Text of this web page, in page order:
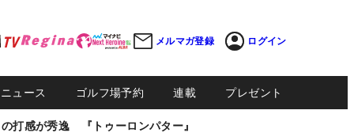
メルマガ登録 ログイン
ュース ゴルフ場予約 連載 プレゼント
打感が秀逸 『トゥーロンパター』